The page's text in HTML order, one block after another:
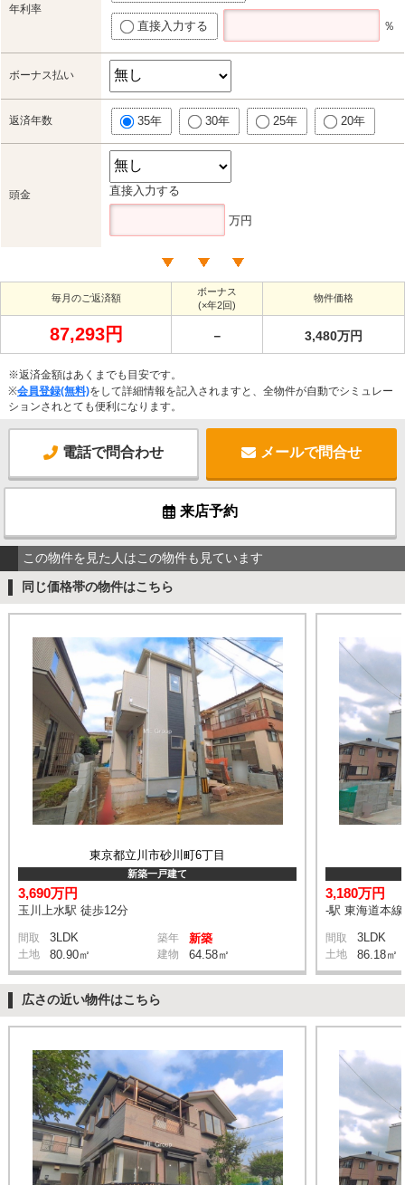
年利率
直接入力する ％
ボーナス払い
返済年数 35年 30年 25年 20年
頭金 直接入力する
万円
毎月のご返済額
ボーナス
(×年2回)
物件価格
87,293円 － 3,480万円
※返済金額はあくまでも目安です。
※会員登録(無料)をして詳細情報を記入されますと、全物件が自動でシミュレー
ションされとても便利になります。
電話で問合わせ メールで問合せ
来店予約
この物件を見た人はこの物件も見ています
同じ価格帯の物件はこちら
東京都立川市砂川町6丁目
新築一戸建て
3,690万円
玉川上水駅 徒歩12分
間取 3LDK 築年 新築
土地 80.90㎡ 建物 64.58㎡
3,180万円
-駅 東海道本
間取 3LDK
土地 86.18㎡
広さの近い物件はこちら